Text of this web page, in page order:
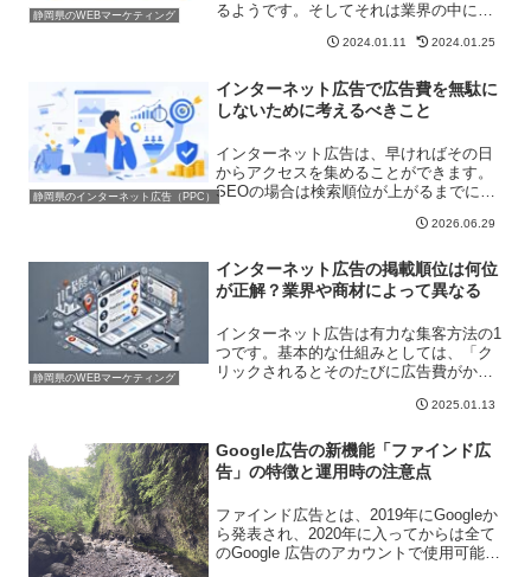
静岡県のWEBマーケティング
るようです。そしてそれは業界の中にも
っているわけでもなく、どこかで資格を
解釈に違いはどうして...
2024.01.11 2024.01.25
静岡県のインターネット広告（PPC）
インターネット広告で広告費を無駄に
しないために考えるべきこと
インターネット広告は、早ければその日
からアクセスを集めることができます。
SEOの場合は検索順位が上がるまでに時
完了し審査が通ればすぐに表示される可
したい」という場合には...
2026.06.29
静岡県のWEBマーケティング
インターネット広告の掲載順位は何位
が正解？業界や商材によって異なる
インターネット広告は有力な集客方法の1
つです。基本的な仕組みとしては、「ク
リックされるとそのたびに広告費がかか
そしてどの順位に広告が表示されるのか
であくまでも基本的には...
2025.01.13
Google広告の新機能「ファインド広
告」の特徴と運用時の注意点
ファインド広告とは、2019年にGoogleか
ら発表され、2020年に入ってからは全て
のGoogle 広告のアカウントで使用可能に